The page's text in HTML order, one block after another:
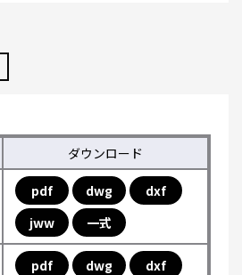
ダウンロード
pdf dwg
dxf
jww
一式
pdf dwg
dxf